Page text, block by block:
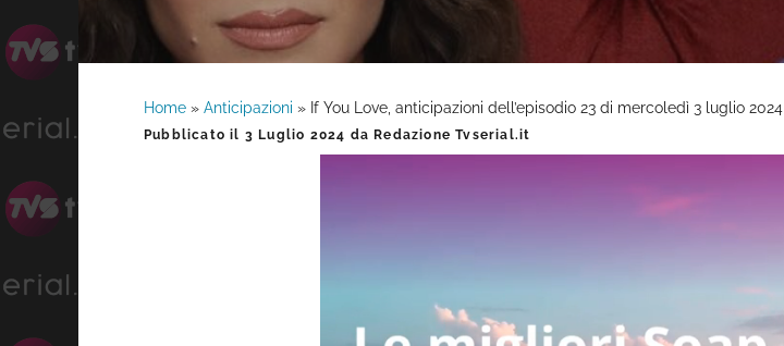
Home » Anticipazioni » If You Love, anticipazioni dell’episodio 23 di mercoledì 3 luglio 2024
Pubblicato il 3 Luglio 2024 da Redazione Tvserial.it
Barra